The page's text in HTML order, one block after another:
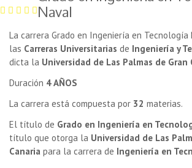
Naval
La carrera Grado en Ingeniería en Tecnología
las Carreras Universitarias de Ingeniería y
dicta la Universidad de Las Palmas de Gran
Duración 4 AÑOS
La carrera está compuesta por 32 materias.
El título de Grado en Ingeniería en
título que otorga la Universidad de Las
Canaria para la carrera de Ingeniería en